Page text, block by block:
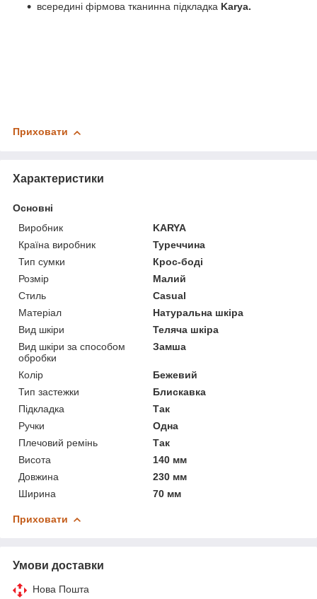
всередині фірмова тканинна підкладка Karya.
Приховати
Характеристики
Основні
Виробник
KARYA
Країна виробник
Туреччина
Тип сумки
Крос-боді
Розмір
Малий
Стиль
Casual
Матеріал
Натуральна шкіра
Вид шкіри
Теляча шкіра
Вид шкіри за способом
обробки
Замша
Колір
Бежевий
Тип застежки
Блискавка
Підкладка
Так
Ручки
Одна
Плечовий ремінь
Так
Висота
140 мм
Довжина
230 мм
Ширина
70 мм
Приховати
Умови доставки
Нова Пошта